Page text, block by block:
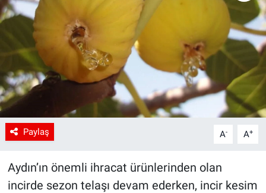
Paylaş A- A+
Aydın’ın önemli ihracat ürünlerinden olan
incirde sezon telaşı devam ederken, incir kesim